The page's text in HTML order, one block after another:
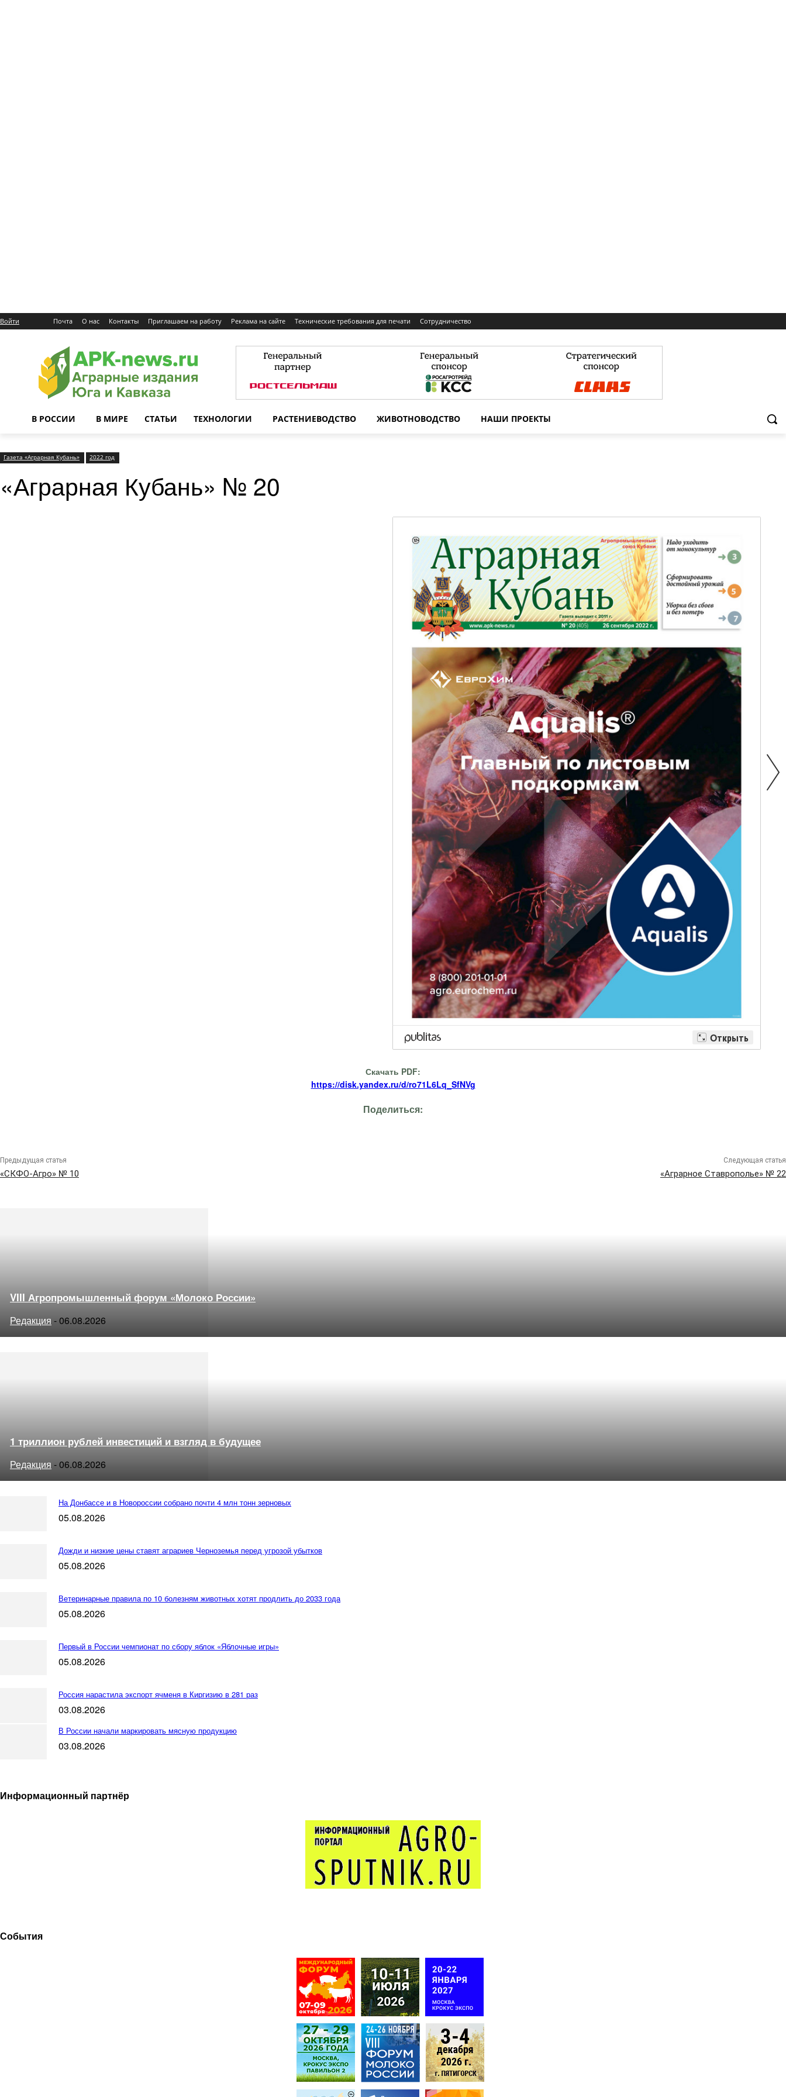
Войти Почта О нас Контакты Приглашаем на работу Реклама на сайте Технические требования для печати Сотрудничество
В РОССИИ В МИРЕ СТАТЬИ ТЕХНОЛОГИИ РАСТЕНИЕВОДСТВО ЖИВОТНОВОДСТВО НАШИ ПРОЕКТЫ
Газета «Аграрная Кубань» 2022 год
«Аграрная Кубань» № 20
Скачать PDF:
https://disk.yandex.ru/d/ro71L6Lq_SfNVg
Поделиться:
Предыдущая статья
«СКФО-Агро» № 10
Следующая статья
«Аграрное Ставрополье» № 22
VIII Агропромышленный форум «Молоко России»
Редакция -06.08.2026
1 триллион рублей инвестиций и взгляд в будущее
Редакция -06.08.2026
На Донбассе и в Новороссии собрано почти 4 млн тонн зерновых
05.08.2026
Дожди и низкие цены ставят аграриев Черноземья перед угрозой убытков
05.08.2026
Ветеринарные правила по 10 болезням животных хотят продлить до 2033 года
05.08.2026
Первый в России чемпионат по сбору яблок «Яблочные игры»
05.08.2026
Россия нарастила экспорт ячменя в Киргизию в 281 раз
03.08.2026
В России начали маркировать мясную продукцию
03.08.2026
Информационный партнёр
События